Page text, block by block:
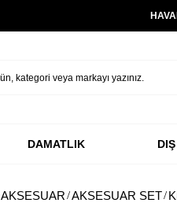
DAMATLIK
AKSESUAR AKSESUAR SET